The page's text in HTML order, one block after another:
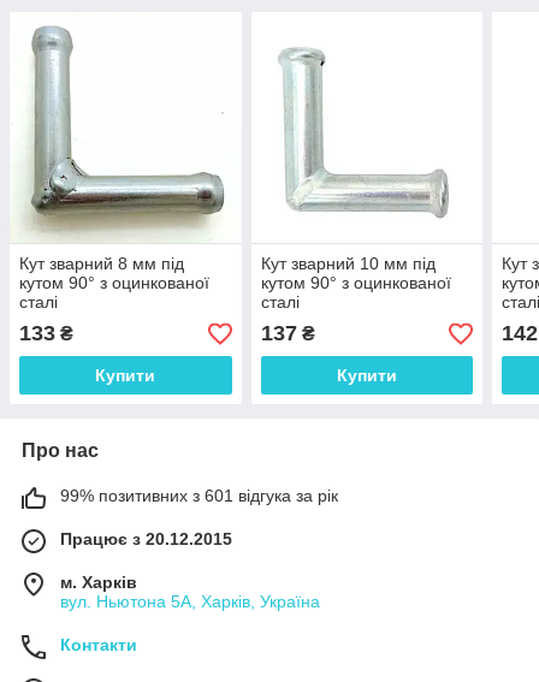
Кут зварний 8 мм під
кутом 90° з оцинкованої
сталі
133 ₴
Купити
Кут зварний 10 мм під
кутом 90° з оцинкованої
сталі
137₴
Купити
Кут
142
Про нас
99% позитивних з 601 відгука за рік
Працює з 20.12.2015
м. Харків
вул. Ньютона 5А, Харків, Україна
Контакти